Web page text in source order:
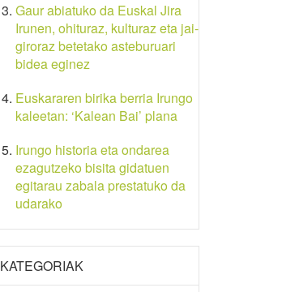
Gaur abiatuko da Euskal Jira
Irunen, ohituraz, kulturaz eta jai-
giroraz betetako asteburuari
bidea eginez
Euskararen birika berria Irungo
kaleetan: ‘Kalean Bai’ plana
Irungo historia eta ondarea
ezagutzeko bisita gidatuen
egitarau zabala prestatuko da
udarako
KATEGORIAK